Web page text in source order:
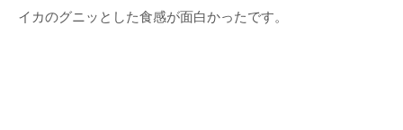
イカのグニッとした食感が面白かったです。